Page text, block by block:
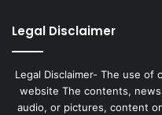
Legal Disclaimer
Legal Disclaimer- The use of
website The contents,
audio, or pictures, content